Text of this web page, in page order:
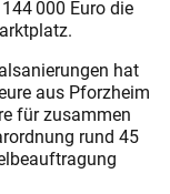
000 Euro die
hat
aus Pforzheim
für zusammen
rund 45